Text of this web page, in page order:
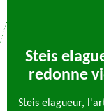
Steis
redonne
Steis elagueur,